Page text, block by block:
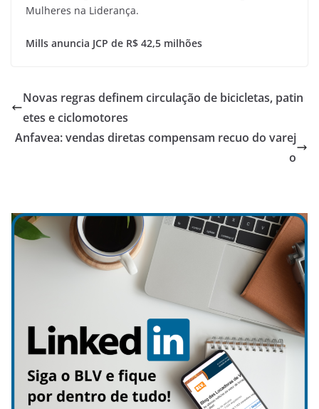
Mulheres na Liderança.
Mills anuncia JCP de R$ 42,5 milhões
Novas regras definem circulação de bicicletas, patin
etes e ciclomotores
Anfavea: vendas diretas compensam recuo do varej
o